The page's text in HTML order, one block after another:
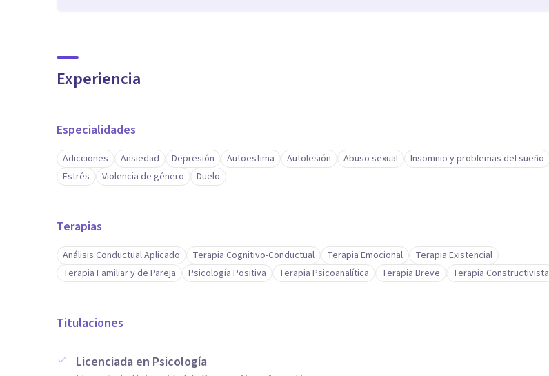
Experiencia
Especialidades
Adicciones Ansiedad Depresión Autoestima Autolesión Abuso sexual
Insomnio y problemas del sueño
Estrés
Violencia de género Duelo
Terapias
Análisis Conductual Aplicado Terapia Cognitivo-Conductual Terapia Emocional
Terapia Existencial
Terapia Familiar y de Pareja
Psicología Positiva Terapia Psicoanalítica Terapia Breve Terapia Constructivista
Titulaciones
Licenciada en Psicología